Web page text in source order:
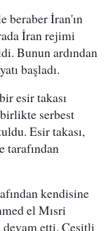
beraber İran'ın
İran rejimi
Bunun ardından
başladı.
esir takası
serbest
Esir takası,
tarafından
kendisine
el Mısri
etti. Çeşitli